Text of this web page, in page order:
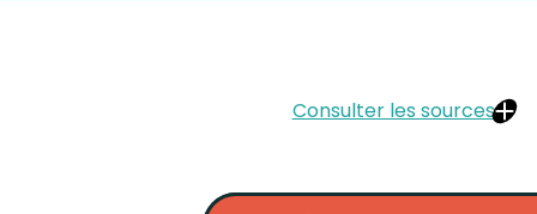
Consulter les sources
Contact lens manual: a comprehensive study and reference